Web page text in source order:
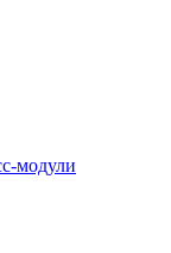
модули